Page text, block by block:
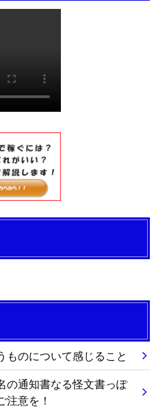
ものについて感じること
の通知書なる怪文書っぽ
注意を！